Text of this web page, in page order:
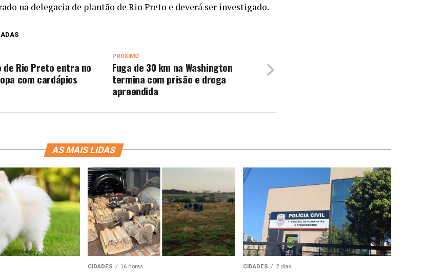
na delegacia de plantão de Rio Preto e deverá ser investigado.
PRÓXIMO
Fuga de 30 km na Washington
termina com prisão e droga
apreendida
de Rio Preto entra no
com cardápios
AS MAIS LIDAS
CIDADES 16 horas CIDADES 2 dias